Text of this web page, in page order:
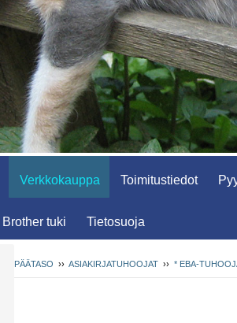
Verkkokauppa Toimitustiedot
Brother tuki Tietosuoja
PÄÄTASO ›› ASIAKIRJATUHOOJAT›› * EBA-